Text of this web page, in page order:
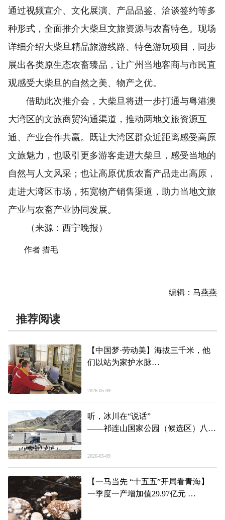
通过视频宣介、文化展演、产品品鉴、洽谈签约等多
种形式，全面推介大柴旦文旅资源与农畜特色。现场
详细介绍大柴旦精品旅游线路、特色游玩项目，同步
展出各类原生态农畜臻品，让广州当地客商与市民直
观感受大柴旦的自然之美、物产之优。
借助此次推介会，大柴旦将进一步打通与粤港澳
大湾区的文旅商贸沟通渠道，推动两地文旅资源互
通、产业合作共赢。既让大湾区群众近距离感受高原
文旅魅力，也吸引更多游客走进大柴旦，感受当地的
自然与人文风采；也让高原优质农畜产品走出高原，
走进大湾区市场，拓宽物产销售渠道，助力当地文旅
产业与农畜产业协同发展。
（来源：西宁晚报）
作者 措毛
编辑：马燕燕
推荐阅读
【中国梦·劳动美】海拔三千米，他
们以站为家护水脉
2026-05-09
听，冰川在“说话”
——祁连山国家公园（候选区）八一
2026-05-09
【一马当先 “十五五”开局看青海】
一季度一产增加值29.97亿元